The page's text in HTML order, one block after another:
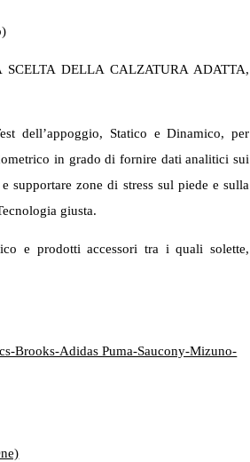
DELLA CALZATURA ADATTA,
dell’appoggio, Statico e Dinamico, per
in grado di fornire dati analitici sui
supportare zone di stress sul piede e sulla
giusta.
e prodotti accessori tra i quali solette,
Brooks-Adidas Puma-Saucony-Mizuno-